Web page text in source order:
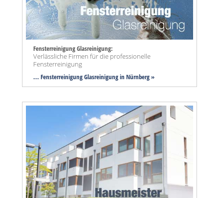
Fensterreinigung Glasreinigung:
Verlässliche Firmen für die professionelle
Fensterreinigung
... Fensterreinigung Glasreinigung in Nürnberg »